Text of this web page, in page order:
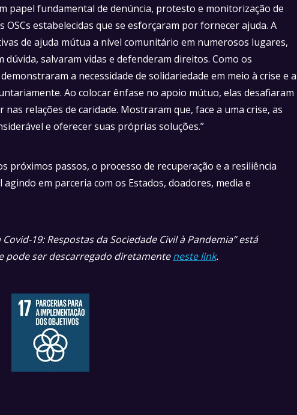
papel fundamental de denúncia, protesto e monitorização de
OSCs estabelecidas que se esforçaram por fornecer ajuda. A
de ajuda mútua a nível comunitário em numerosos lugares,
salvaram vidas e defenderam direitos. Como os
a necessidade de solidariedade em meio à crise e a
Ao colocar ênfase no apoio mútuo, elas desafiaram
relações de caridade. Mostraram que, face a uma crise, as
e oferecer suas próprias soluções.”
próximos passos, o processo de recuperação e a resiliência
em parceria com os Estados, doadores, media e
19: Respostas da Sociedade Civil à Pandemia” está
pode ser descarregado diretamenteneste link.